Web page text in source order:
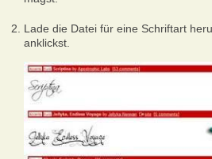
Lade die Datei für eine Schriftart
anklickst.